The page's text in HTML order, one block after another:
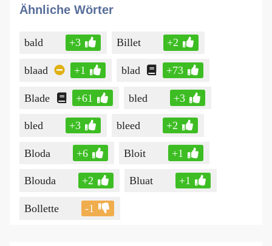
Ähnliche Wörter
bald +3 Billet +2
blaad +1 blad +73
Blade +61 bled +3
bled +3 bleed +2
Bloda +6 Bloit +1
Blouda +2 Bluat +1
Bollette -1